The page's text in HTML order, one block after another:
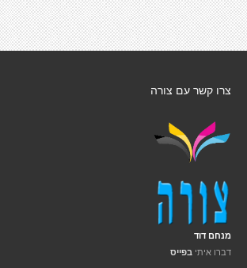
צרו קשר עם צורה
מנחם דוד
דברו איתי בפייס